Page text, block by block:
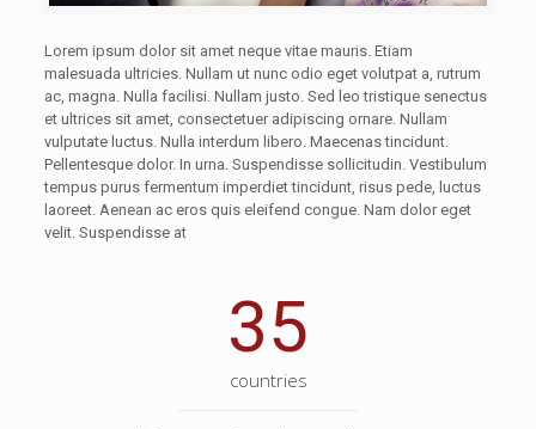
Lorem ipsum dolor sit amet neque vitae mauris. Etiam
malesuada ultricies. Nullam ut nunc odio eget volutpat a, rutrum
ac, magna. Nulla facilisi. Nullam justo. Sed leo tristique senectus
et ultrices sit amet, consectetuer adipiscing ornare. Nullam
vulputate luctus. Nulla interdum libero. Maecenas tincidunt.
Pellentesque dolor. In urna. Suspendisse sollicitudin. Vestibulum
tempus purus fermentum imperdiet tincidunt, risus pede, luctus
laoreet. Aenean ac eros quis eleifend congue. Nam dolor eget
velit. Suspendisse at
35
countries